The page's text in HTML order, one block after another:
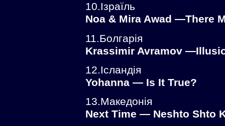
10.Ізраїль
Noa & Mira Awad —There
11.Болгарія
Krassimir Avramov
12.Ісландія
Yohanna — Is It True?
13.Македонія
Next Time — Neshto Shto